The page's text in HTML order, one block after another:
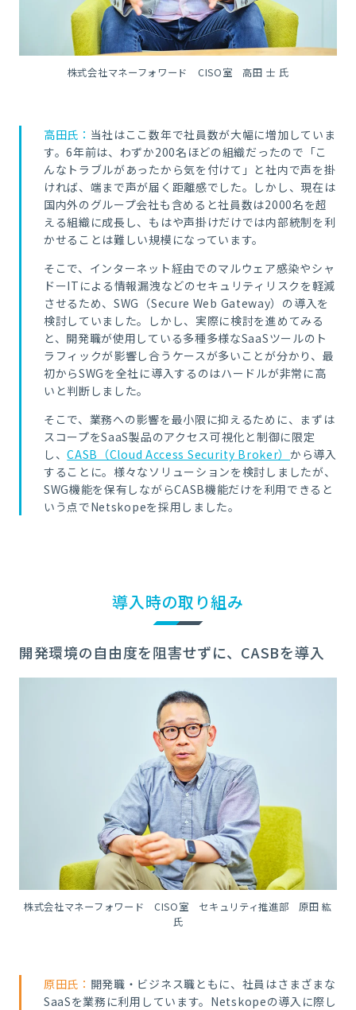
株式会社マネーフォワード CISO室 高田 士 氏
高田氏： 当社はここ数年で社員数が大幅に増加していま
す。6年前は、わずか200名ほどの組織だったので「こ
んなトラブルがあったから気を付けて」と社内で声を掛
ければ、端まで声が届く距離感でした。しかし、現在は
国内外のグループ会社も含めると社員数は2000名を超
える組織に成長し、もはや声掛けだけでは内部統制を利
かせることは難しい規模になっています。
そこで、インターネット経由でのマルウェア感染やシャ
ドーITによる情報漏洩などのセキュリティリスクを軽減
させるため、SWG（Secure Web Gateway）の導入を
検討していました。しかし、実際に検討を進めてみる
と、開発職が使用している多種多様なSaaSツールのト
ラフィックが影響し合うケースが多いことが分かり、最
初からSWGを全社に導入するのはハードルが非常に高
いと判断しました。
そこで、業務への影響を最小限に抑えるために、まずは
スコープをSaaS製品のアクセス可視化と制御に限定
し、CASB（Cloud Access Security Broker）から導入
することに。様々なソリューションを検討しましたが、
SWG機能を保有しながらCASB機能だけを利用できると
いう点でNetskopeを採用しました。
導入時の取り組み
開発環境の自由度を阻害せずに、CASBを導入
株式会社マネーフォワード CISO室 セキュリティ推進部 原田 紘
氏
原田氏： 開発職・ビジネス職ともに、社員はさまざまな
SaaSを業務に利用しています。Netskopeの導入に際し